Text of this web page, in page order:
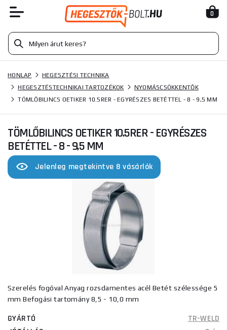
0
HONLAP
HEGESZTÉSI TECHNIKA
HEGESZTÉSTECHNIKAI TARTOZÉKOK
NYOMÁSCSÖKKENTŐK
TÖMLŐBILINCS OETIKER 10.5RER - EGYRÉSZES BETÉTTEL - 8 - 9,5 MM
TÖMLŐBILINCS OETIKER 10.5RER - EGYRÉSZES
BETÉTTEL - 8 - 9,5 MM
Jelenleg megtekintve 8 vásárlók
Szerelés fogóval Anyag rozsdamentes acél Betét szélessége 5
mm Befogási tartomány 8,5 - 10,0 mm
GYÁRTÓ
TR-WELD